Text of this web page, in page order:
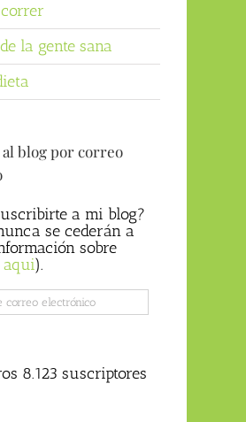
la gente sana
blog por correo
a mi blog?
se cederán a
sobre
aqui).
8.123 suscriptores